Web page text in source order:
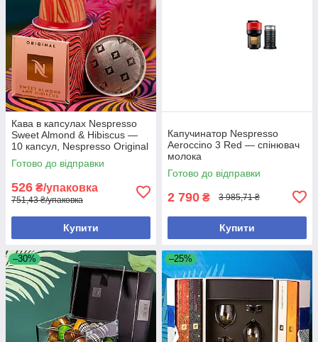
Кава в капсулах Nespresso
Sweet Almond & Hibiscus —
10 капсул, Nespresso Original
Готово до відправки
526 ₴/упаковка
751,43 ₴/упаковка
Купити
Капучинатор Nespresso
Aeroccino 3 Red — спінювач
молока
Готово до відправки
2 790 ₴ 3 985,71 ₴
Купити
–30% –25%